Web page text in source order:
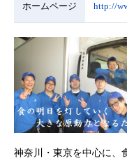
ホームページ http://
神奈川・東京を中心に、